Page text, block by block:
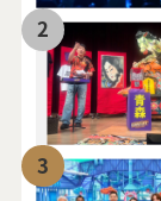
2
3